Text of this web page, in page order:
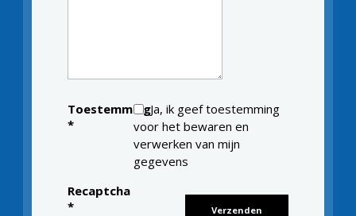
Toestemming
*
Ja, ik geef toestemming
voor het bewaren en
verwerken van mijn
gegevens
Recaptcha
*